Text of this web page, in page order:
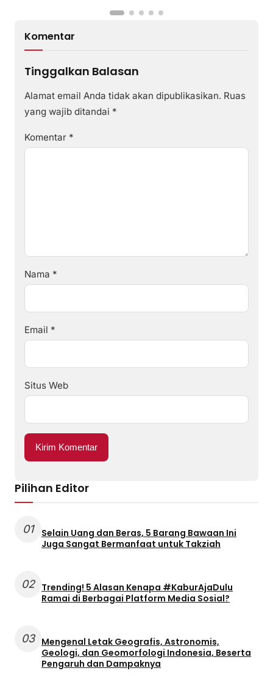
Komentar
Tinggalkan Balasan
Alamat email Anda tidak akan dipublikasikan. Ruas
yang wajib ditandai *
Komentar *
Nama *
Email *
Situs Web
Pilihan Editor
01
Selain Uang dan Beras, 5 Barang Bawaan Ini
Juga Sangat Bermanfaat untuk Takziah
02 Trending! 5 Alasan Kenapa #KaburAjaDulu
Ramai di Berbagai Platform Media Sosial?
03 Mengenal Letak Geografis, Astronomis,
Geologi, dan Geomorfologi Indonesia, Beserta
Pengaruh dan Dampaknya